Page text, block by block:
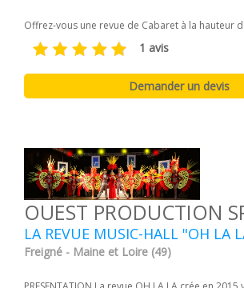
Offrez-vous une revue de Cabaret à la hauteur
1 avis
OUEST PRODUCTION
LA REVUE MUSIC-HALL "OH LA
Freigné - Maine et Loire (49)